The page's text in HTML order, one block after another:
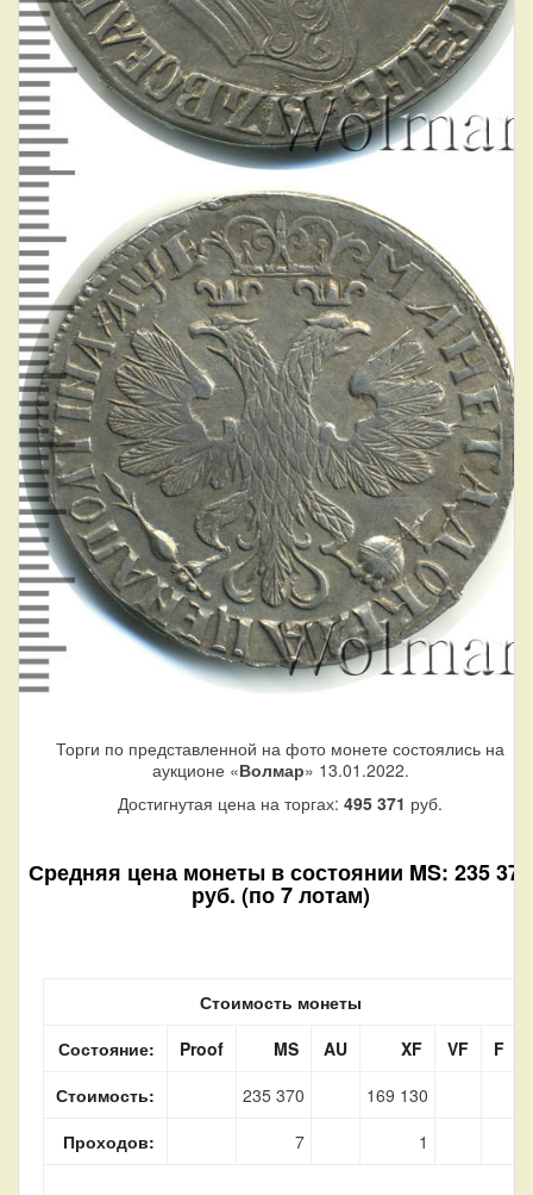
Торги по представленной на фото монете состоялись на
аукционе «Волмар» 13.01.2022.
Достигнутая цена на торгах: 495 371 руб.
Средняя цена монеты в состоянии MS: 235 370
руб. (по 7 лотам)
Стоимость монеты
Состояние:
Proof MS AU XF VF
F
Стоимость:
235 370
169 130
Проходов:
7 1